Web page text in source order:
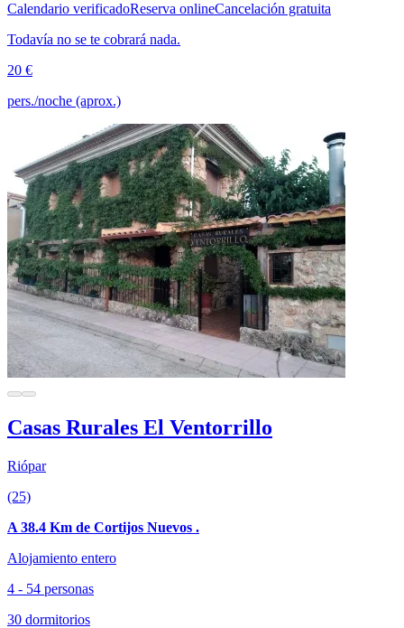
Calendario verificadoReserva onlineCancelación gratuita
Todavía no se te cobrará nada.
20 €
pers./noche (aprox.)
Casas Rurales El Ventorrillo
Riópar
(25)
A 38.4 Km de Cortijos Nuevos .
Alojamiento entero
4 - 54 personas
30 dormitorios